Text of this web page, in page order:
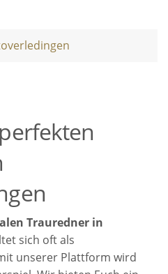
Trauredner in
sich oft als
unserer Plattform wird